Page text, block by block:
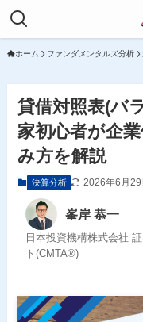
ホーム ファンダメンタルズ分析
貸借対照表(バ
家初心者が企
み方を解説
決算分析 2026年6月29
峯岸 恭一
日本投資機構株式会社
ト(CMTA®)